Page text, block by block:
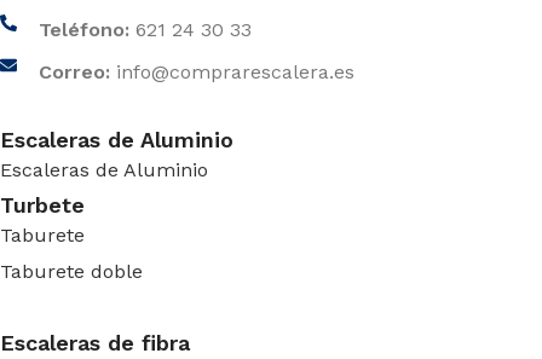
Teléfono: 621 24 30 33
Correo: info@comprarescalera.es
Escaleras de Aluminio
Escaleras de Aluminio
Turbete
Taburete
Taburete doble
Escaleras de fibra